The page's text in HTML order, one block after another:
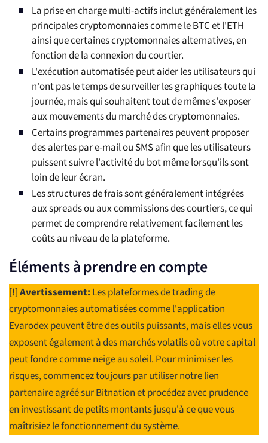
La prise en charge multi-actifs inclut généralement les
principales cryptomonnaies comme le BTC et l'ETH
ainsi que certaines cryptomonnaies alternatives, en
fonction de la connexion du courtier.
L'exécution automatisée peut aider les utilisateurs qui
n'ont pas le temps de surveiller les graphiques toute la
journée, mais qui souhaitent tout de même s'exposer
aux mouvements du marché des cryptomonnaies.
Certains programmes partenaires peuvent proposer
des alertes par e-mail ou SMS afin que les utilisateurs
puissent suivre l'activité du bot même lorsqu'ils sont
loin de leur écran.
Les structures de frais sont généralement intégrées
aux spreads ou aux commissions des courtiers, ce qui
permet de comprendre relativement facilement les
coûts au niveau de la plateforme.
Éléments à prendre en compte
[!]Avertissement: Les plateformes de trading de
cryptomonnaies automatisées comme l'application
Evarodex peuvent être des outils puissants, mais elles vous
exposent également à des marchés volatils où votre capital
peut fondre comme neige au soleil. Pour minimiser les
risques, commencez toujours par utiliser notre lien
partenaire agréé sur Bitnation et procédez avec prudence
en investissant de petits montants jusqu'à ce que vous
maîtrisiez le fonctionnement du système.